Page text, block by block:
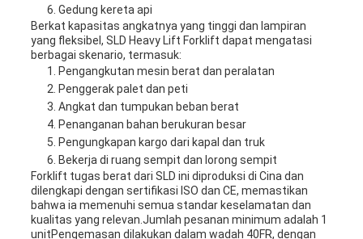
Gedung kereta api
Berkat kapasitas angkatnya yang tinggi dan lampiran
yang fleksibel, SLD Heavy Lift Forklift dapat mengatasi
berbagai skenario, termasuk:
Pengangkutan mesin berat dan peralatan
Penggerak palet dan peti
Angkat dan tumpukan beban berat
Penanganan bahan berukuran besar
Pengungkapan kargo dari kapal dan truk
Bekerja di ruang sempit dan lorong sempit
Forklift tugas berat dari SLD ini diproduksi di Cina dan
dilengkapi dengan sertifikasi ISO dan CE, memastikan
bahwa ia memenuhi semua standar keselamatan dan
kualitas yang relevan.Jumlah pesanan minimum adalah 1
unitPengemasan dilakukan dalam wadah 40FR, dengan